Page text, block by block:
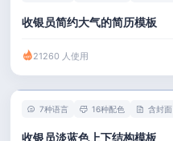
收银员简约大气的简历模板
21260 人使用
7种语言 16种配色 含封面
收银员淡蓝色上下结构模板